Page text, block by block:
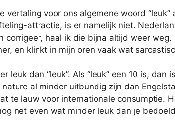
vertaling voor ons algemene woord
attractie, is er namelijk niet.
corrigeer, haal ik die bijna altijd weer
en klinkt in mijn oren vaak wat
leuk dan “leuk”. Als “leuk” een 10 is, dan
al minder uitbundig zijn dan
te lauw voor internationale consumptie.
net even wat minder leuk dan je